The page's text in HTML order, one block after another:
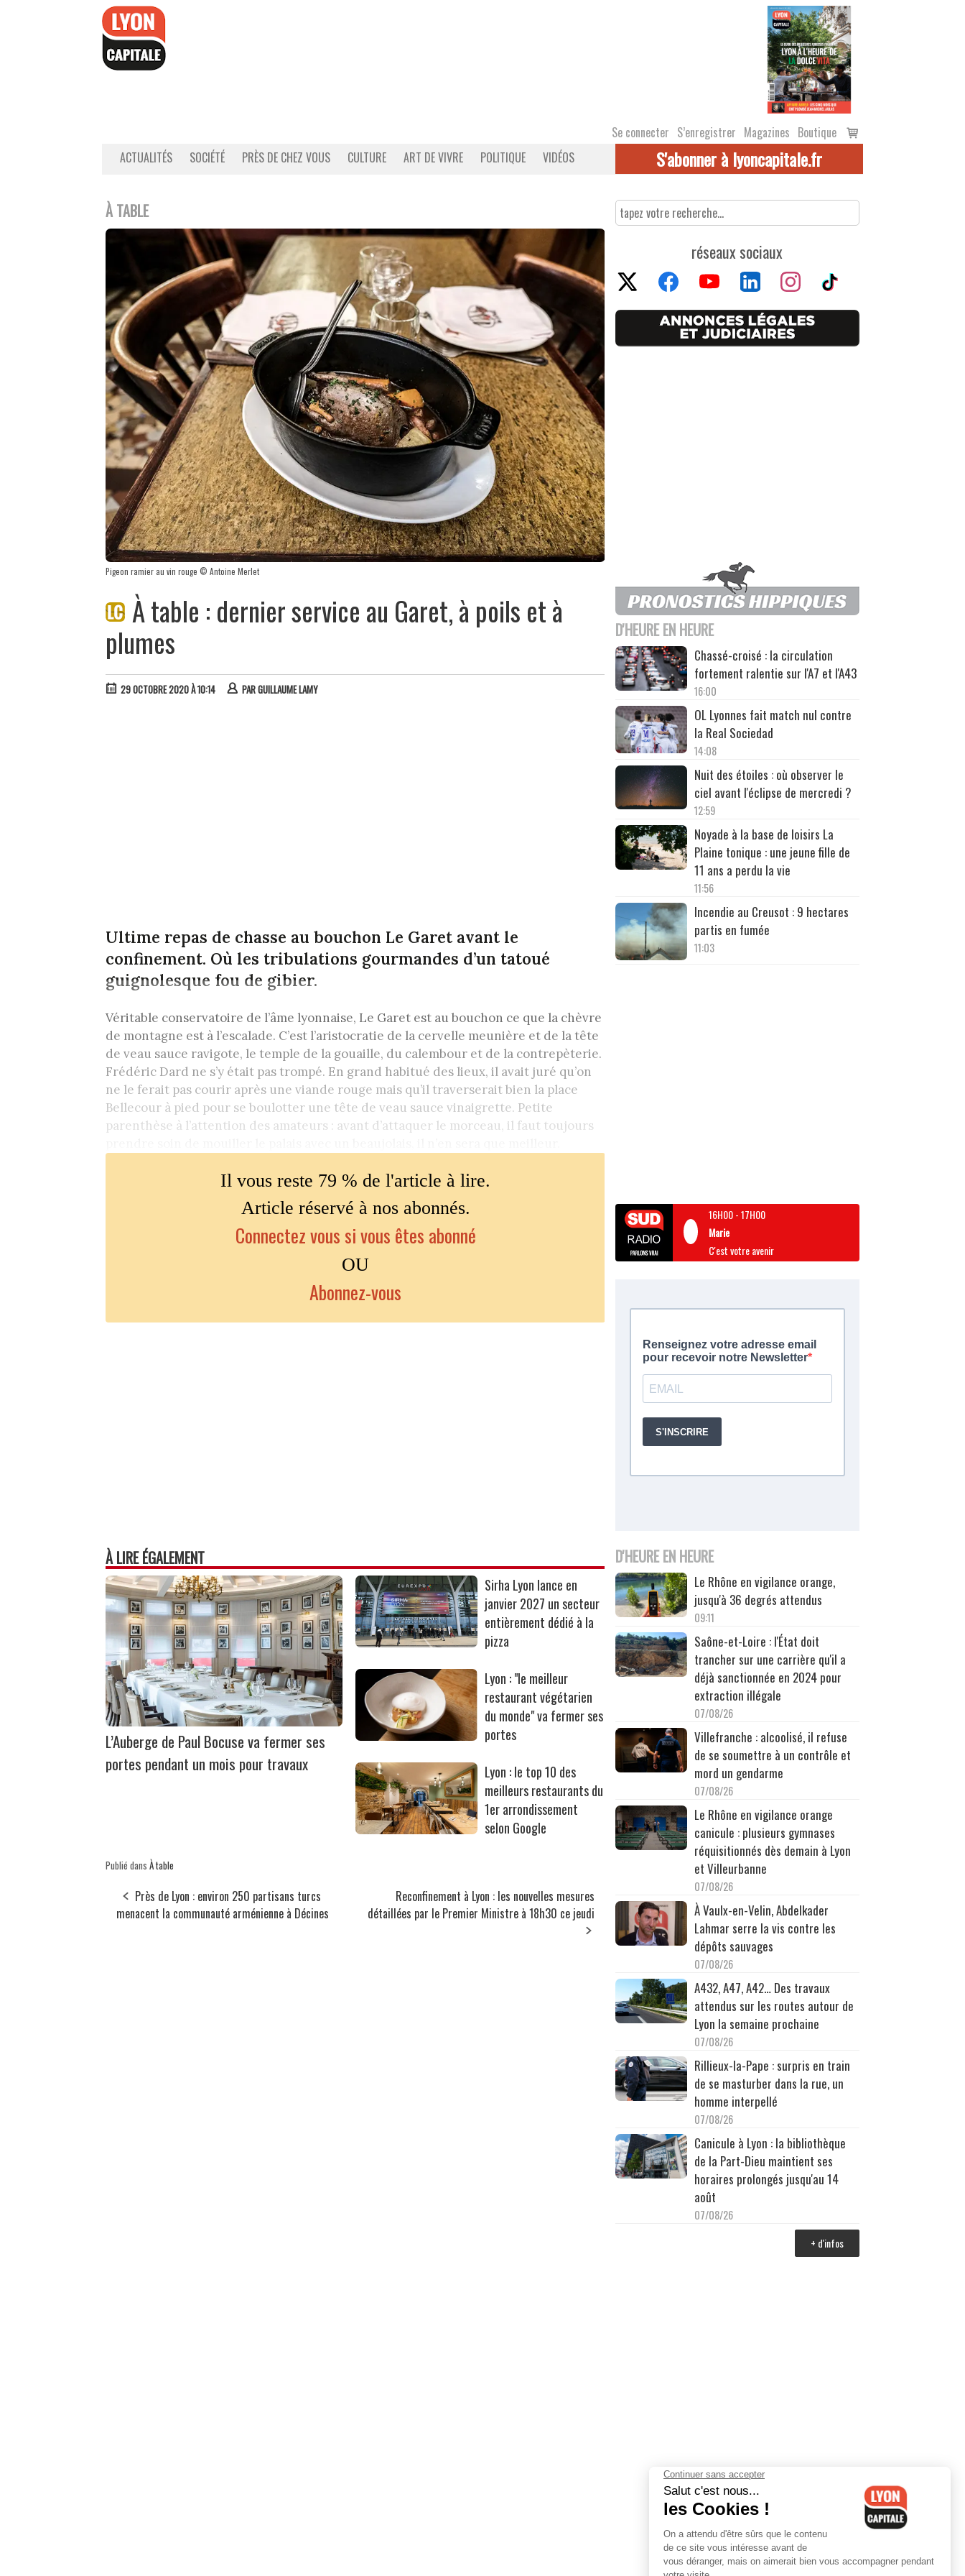
Se connecter S’enregistrer Magazines Boutique
Voir
le
ACTUALITÉS SOCIÉTÉ PRÈS DE CHEZ VOUS CULTURE ART DE VIVRE POLITIQUE VIDÉOS S'abonner à lyoncapitale.fr
À TABLE
Pigeon ramier au vin rouge © Antoine Merlet
À table : dernier service au Garet, à poils et à
plumes
29 OCTOBRE 2020 À 10:14 PARGUILLAUME LAMY
Ultime repas de chasse au bouchon Le Garet avant le
confinement. Où les tribulations gourmandes d’un tatoué
guignolesque fou de gibier.
Véritable conservatoire de l’âme lyonnaise, Le Garet est au bouchon ce que la chèvre
de montagne est à l’escalade. C’est l’aristocratie de la cervelle meunière et de la tête
de veau sauce ravigote, le temple de la gouaille, du calembour et de la contrepèterie.
Frédéric Dard ne s’y était pas trompé. En grand habitué des lieux, il avait juré qu’on
ne le ferait pas courir après une viande rouge mais qu’il traverserait bien la place
Bellecour à pied pour se boulotter une tête de veau sauce vinaigrette. Petite
parenthèse à l’attention des amateurs : avant d’attaquer le morceau, il faut toujours
Il vous reste 79 % de l'article à lire.
Article réservé à nos abonnés.
Connectez vous si vous êtes abonné
OU
Abonnez-vous
À LIRE ÉGALEMENT
L’Auberge de Paul Bocuse va fermer ses
portes pendant un mois pour travaux
Sirha Lyon lance en
janvier 2027 un secteur
entièrement dédié à la
pizza
Lyon : "le meilleur
restaurant végétarien
du monde" va fermer ses
portes
Lyon : le top 10 des
meilleurs restaurants du
1er arrondissement
selon Google
Publié dans À table
Près de Lyon : environ 250 partisans turcs
menacent la communauté arménienne à Décines
Reconfinement à Lyon : les nouvelles mesures
détaillées par le Premier Ministre à 18h30 ce jeudi
réseaux sociaux
D'HEURE EN HEURE
Chassé-croisé : la circulation
fortement ralentie sur l'A7 et l'A43
16:00
OL Lyonnes fait match nul contre
la Real Sociedad
14:08
Nuit des étoiles : où observer le
ciel avant l'éclipse de mercredi ?
12:59
Noyade à la base de loisirs La
Plaine tonique : une jeune fille de
11 ans a perdu la vie
11:56
Incendie au Creusot : 9 hectares
partis en fumée
11:03
16H00-17H00
Marie
C'est votre avenir
D'HEURE EN HEURE
Le Rhône en vigilance orange,
jusqu'à 36 degrés attendus
09:11
Saône-et-Loire : l'État doit
trancher sur une carrière qu'il a
déjà sanctionnée en 2024 pour
extraction illégale
07/08/26
Villefranche : alcoolisé, il refuse
de se soumettre à un contrôle et
mord un gendarme
07/08/26
Le Rhône en vigilance orange
canicule : plusieurs gymnases
réquisitionnés dès demain à Lyon
et Villeurbanne
07/08/26
À Vaulx-en-Velin, Abdelkader
Lahmar serre la vis contre les
dépôts sauvages
07/08/26
A432, A47, A42… Des travaux
attendus sur les routes autour de
Lyon la semaine prochaine
07/08/26
Rillieux-la-Pape : surpris en train
de se masturber dans la rue, un
homme interpellé
07/08/26
Canicule à Lyon : la bibliothèque
de la Part-Dieu maintient ses
horaires prolongés jusqu'au 14
août
07/08/26
+ d'infos